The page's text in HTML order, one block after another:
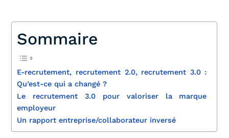
Sommaire
E-recrutement, recrutement 2.0, recrutement 3.0 :
Qu’est-ce qui a changé ?
Le recrutement 3.0 pour valoriser la marque
employeur
Un rapport entreprise/collaborateur inversé